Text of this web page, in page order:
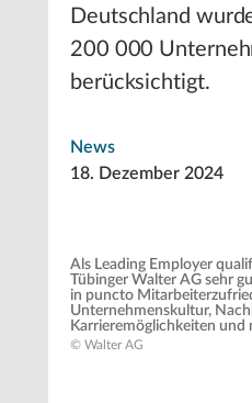
Deutschland
200 000
berücksichtigt.
News
18. Dezember 2024
Als Leading Employer
Tübinger Walter AG sehr
in puncto
Unternehmenskultur,
Karrieremöglichkeiten und
© Walter AG